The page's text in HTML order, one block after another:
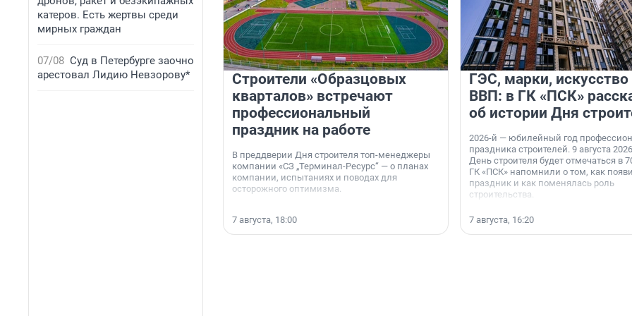
катеров. Есть жертвы среди
мирных граждан
07/08 Суд в Петербурге заочно
арестовал Лидию Невзорову*
Строители «Образцовых
кварталов» встречают
профессиональный
праздник на работе
В преддверии Дня строителя топ-менеджеры
компании «СЗ „Терминал-Ресурс“ — о планах
компании, испытаниях и поводах для
осторожного оптимизма.
7 августа, 18:00
ГЭС, марки, искусство
ВВП: в ГК «ПСК»
об истории Дня
2026-й — юбилейный год
праздника строителей. 9 августа
День строителя будет отмечаться в
ГК «ПСК» напомнили о том, как
праздник и как поменялась роль
строительства.
7 августа, 16:20